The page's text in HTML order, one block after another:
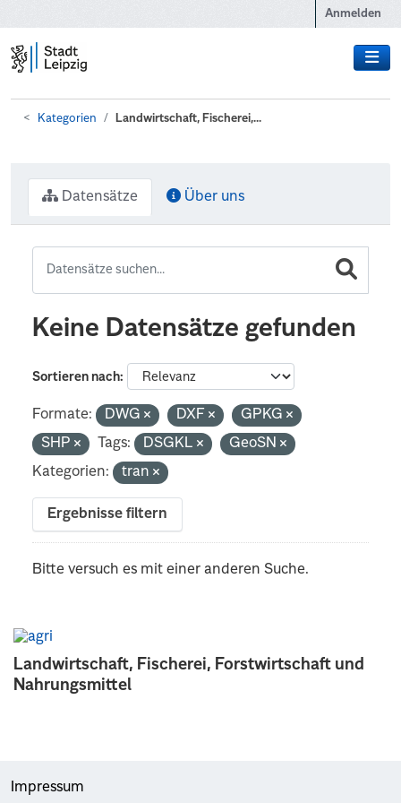
Anmelden
Kategorien Landwirtschaft, Fischerei,...
Landwirtschaft, Fischerei, Forstwirtschaft und
Nahrungsmittel
Datensätze Über uns
Keine Datensätze gefunden
Sortieren nach
Formate: DWG DXF
GPKG
SHP
Tags: DSGKL
GeoSN
Kategorien:
tran
Ergebnisse filtern
Bitte versuch es mit einer anderen Suche.
Impressum